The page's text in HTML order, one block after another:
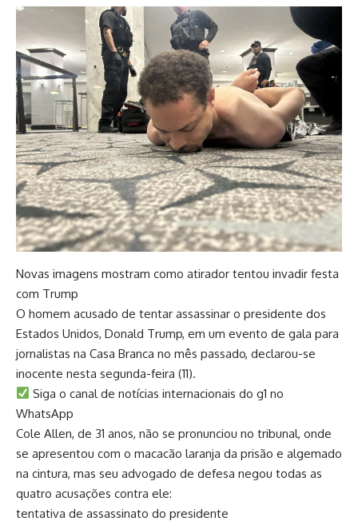
Novas imagens mostram como atirador tentou invadir festa
com Trump
O homem acusado de tentar assassinar o presidente dos
Estados Unidos, Donald Trump, em um evento de gala para
jornalistas na Casa Branca no mês passado, declarou-se
inocente nesta segunda-feira (11).
Siga o canal de notícias internacionais do g1 no
WhatsApp
Cole Allen, de 31 anos, não se pronunciou no tribunal, onde
se apresentou com o macacão laranja da prisão e algemado
na cintura, mas seu advogado de defesa negou todas as
quatro acusações contra ele:
tentativa de assassinato do presidente